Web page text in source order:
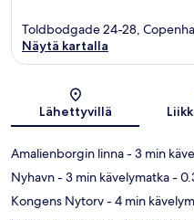
Toldbodgade 24-28,
Näytä kartalla
Lähettyvillä
Amalienborgin linna- 3 min
Nyhavn- 3 min kävelymatka-
Kongens Nytorv- 4 min